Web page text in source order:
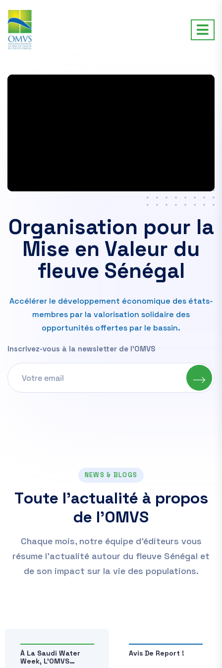
Organisation pour la
Mise en Valeur du
fleuve Sénégal
Accélérer le développement économique des états-
membres par la valorisation solidaire des
opportunités offertes par le bassin.
Inscrivez-vous à la newsletter de l'OMVS
NEWS & BLOGS
Toute l’actualité à propos
de l’OMVS
Chaque mois, notre équipe d’éditeurs vous
résume l’actualité autour du fleuve Sénégal et
de son impact sur la vie des populations.
À La Saudi Water
Week, L’OMVS
Avis De Report !